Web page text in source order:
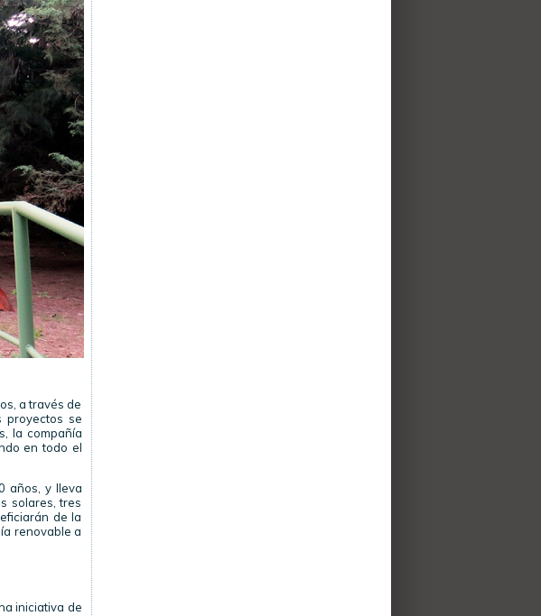
a través de
proyectos se
la compañía
en todo el
años, y lleva
solares, tres
de la
renovable a
iniciativa de